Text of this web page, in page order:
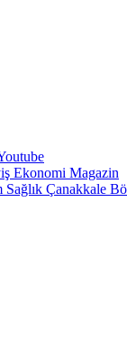
Ekonomi Magazin
Sağlık Çanakkale